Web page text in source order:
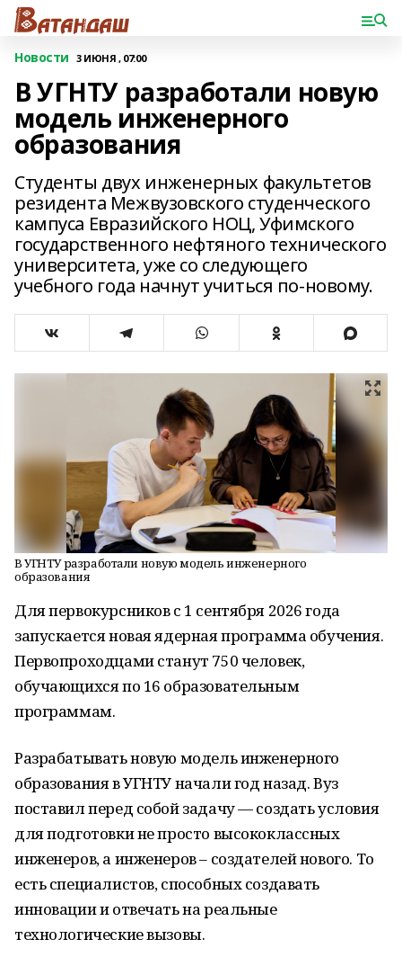
Новости 3 ИЮНЯ , 07:00
В УГНТУ разработали новую
модель инженерного
образования
Студенты двух инженерных факультетов
резидента Межвузовского студенческого
кампуса Евразийского НОЦ, Уфимского
государственного нефтяного технического
университета, уже со следующего
учебного года начнут учиться по-новому.
В УГНТУ разработали новую модель инженерного
образования
Для первокурсников c 1 сентября 2026 года
запускается новая ядерная программа обучения.
Первопроходцами станут 750 человек,
обучающихся по 16 образовательным
программам.
Разрабатывать новую модель инженерного
образования в УГНТУ начали год назад. Вуз
поставил перед собой задачу — создать условия
для подготовки не просто высококлассных
инженеров, а инженеров – создателей нового. То
есть специалистов, способных создавать
инновации и отвечать на реальные
технологические вызовы.